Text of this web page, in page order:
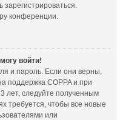
конференции.
войти!
и пароль. Если они верны,
поддержка COPPA и при
лет, следуйте полученным
требуется, чтобы все новые
или